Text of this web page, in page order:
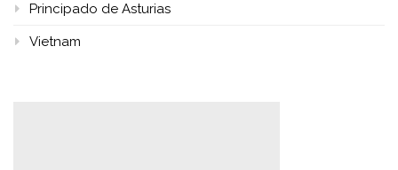
Principado de Asturias
Vietnam